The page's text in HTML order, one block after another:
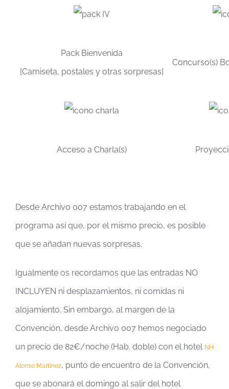
Pack Bienvenida
[Camiseta, postales y otras sorpresas]
Concurso(s)
Acceso a Charla(s)
Desde Archivo 007 estamos trabajando en el
programa así que, por el mismo precio, es posible
que se añadan nuevas sorpresas.
Igualmente os recordamos que las entradas NO
INCLUYEN ni desplazamientos, ni comidas ni
alojamiento. Sin embargo, al margen de la
Convención, desde Archivo 007 hemos negociado
un precio de 82€/noche (Hab. doble) con el hotel NH
Alonso Martínez, punto de encuentro de la Convención,
que se abonará el domingo al salir del hotel